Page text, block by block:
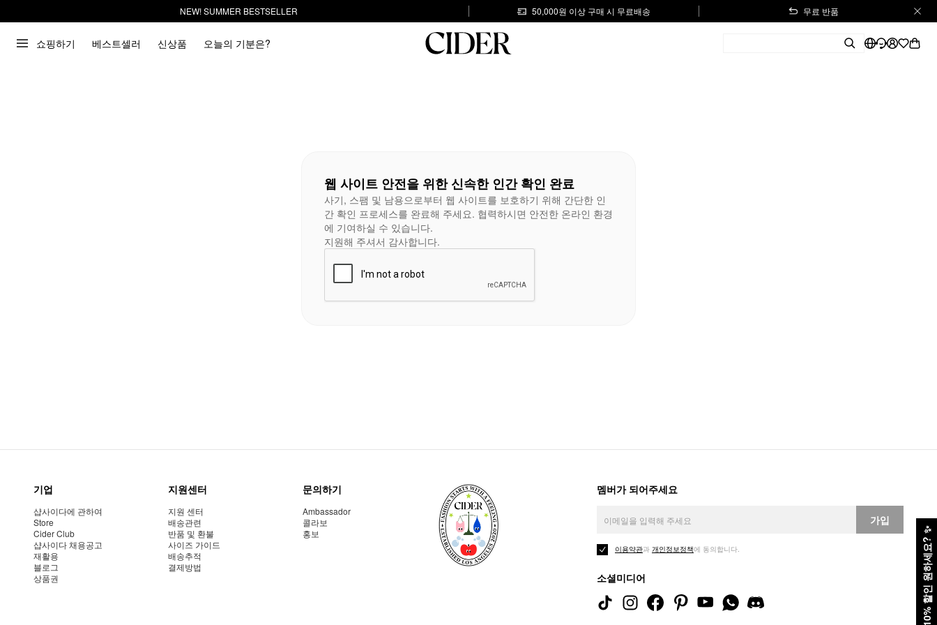
NEW! SUMMER BESTSELLER 50,000원 이상 구매 시 무료배송 무료 반품
쇼핑하기 베스트셀러 신상품 오늘의 기분은?
10% 할인 원하세요?
✨
웹 사이트 안전을 위한 신속한 인간 확인 완료
사기, 스팸 및 남용으로부터 웹 사이트를 보호하기 위해 간단한 인
간 확인 프로세스를 완료해 주세요. 협력하시면 안전한 온라인 환경
에 기여하실 수 있습니다.
지원해 주셔서 감사합니다.
기업
샵사이다에 관하여
Store
Cider Club
샵사이다 채용공고
재활용
블로그
상품권
지원센터
지원 센터
배송관련
반품 및 환불
사이즈 가이드
배송추적
결제방법
문의하기
Ambassador
콜라보
홍보
멤버가 되어주세요
가입
이용약관과 개인정보정책에 동의합니다.
소셜미디어